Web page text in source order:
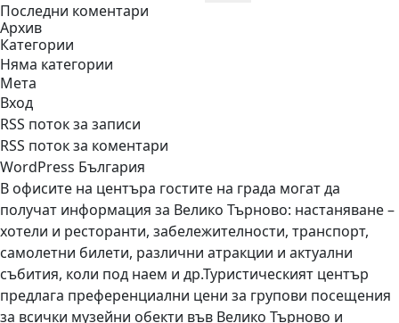
Последни коментари
Архив
Категории
Няма категории
Мета
Вход
RSS поток за записи
RSS поток за коментари
WordPress България
В офисите на центъра гостите на града могат да
получат информация за Велико Търново: настаняване –
хотели и ресторанти, забележителности, транспорт,
самолетни билети, различни атракции и актуални
събития, коли под наем и др.Туристическият център
предлага преференциални цени за групови посещения
за всички музейни обекти във Велико Търново и